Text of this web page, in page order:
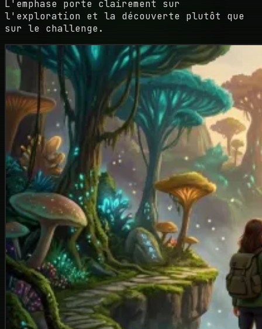
L'emphase porte clairement sur
l'exploration et la découverte plutôt que
sur le challenge.